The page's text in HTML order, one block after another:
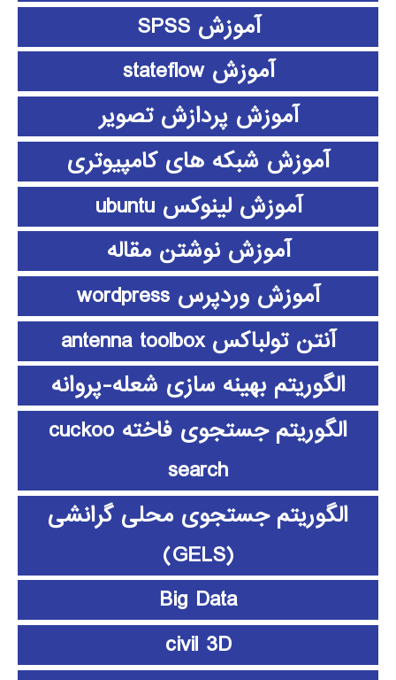
آموزش SPSS
آموزش stateflow
آموزش پردازش تصویر
آموزش شبکه های کامپیوتری
آموزش لینوکس ubuntu
آموزش نوشتن مقاله
آموزش وردپرس wordpress
آنتن تولباکس antenna toolbox
الگوریتم بهینه سازی شعله-پروانه
الگوریتم جستجوی فاخته cuckoo
search
الگوریتم جستجوی محلی گرانشی
(GELS)
Big Data
civil 3D